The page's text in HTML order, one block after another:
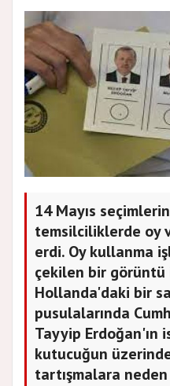
14 Mayıs
temsilciliklerde oy
erdi. Oy kullanma
çekilen bir görüntü
Hollanda'daki bir
pusulalarında
Tayyip Erdoğan'ın
kutucuğun
tartışmalara